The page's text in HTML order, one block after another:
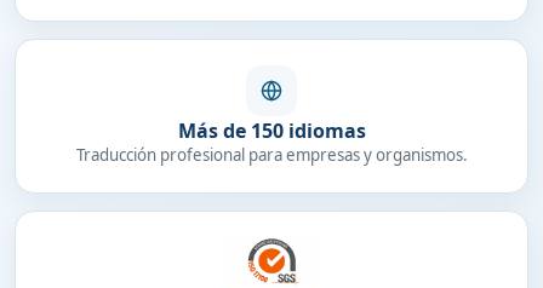
Más de 150 idiomas
Traducción profesional para empresas y organismos.